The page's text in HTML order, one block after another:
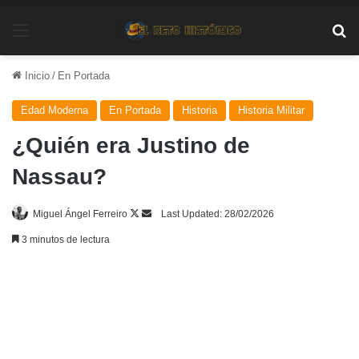
Inicio / En Portada
Edad Moderna En Portada Historia Historia Militar
¿Quién era Justino de
Nassau?
Miguel Ángel Ferreiro
Follow
SendLast Updated: 28/02/2026
3 minutos de lectura